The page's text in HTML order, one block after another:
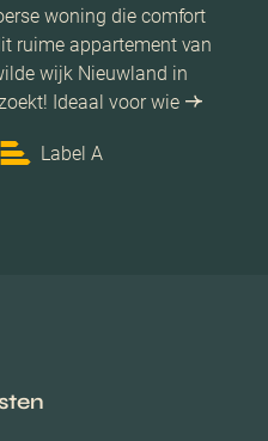
woning die comfort
ruime appartement van
wijk Nieuwland in
Ideaal voor wie
Label A